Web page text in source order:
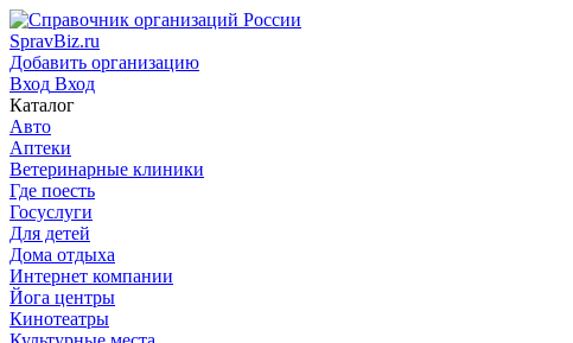
SpravBiz.ru
Добавить организацию
Вход Вход
Каталог
Авто
Аптеки
Ветеринарные клиники
Где поесть
Госуслуги
Для детей
Дома отдыха
Интернет компании
Йога центры
Кинотеатры